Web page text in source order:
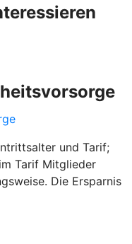
und Tarif;
Tarif Mitglieder
Die Ersparnis